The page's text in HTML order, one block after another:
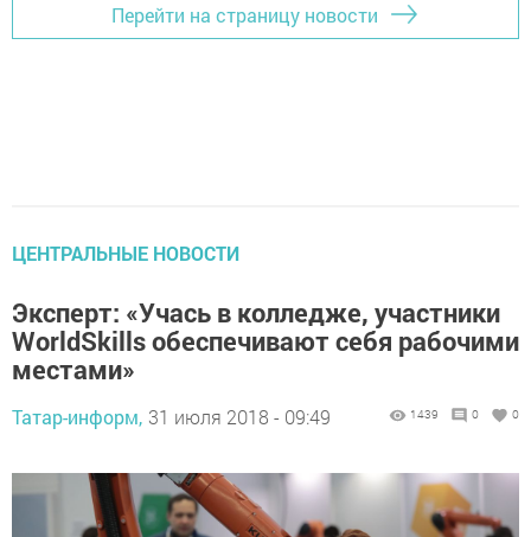
Перейти на страницу новости
ЦЕНТРАЛЬНЫЕ НОВОСТИ
Эксперт: «Учась в колледже, участники
WorldSkills обеспечивают себя рабочими
местами»
Татар-информ, 31 июля 2018 - 09:49 1439 0 0